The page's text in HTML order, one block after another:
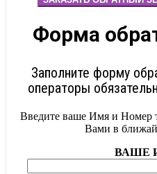
Форма
Заполните форму
операторы
Введите ваше Имя и Номер
Вами в
ВАШЕ